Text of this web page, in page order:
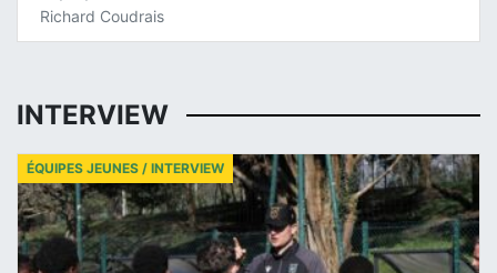
Richard Coudrais
INTERVIEW
ÉQUIPES JEUNES / INTERVIEW